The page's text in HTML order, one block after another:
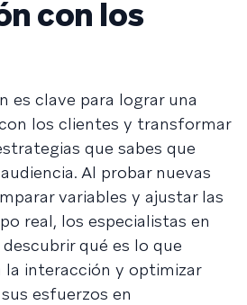
con los
es clave para lograr una
los clientes y transformar
que sabes que
Al probar nuevas
variables y ajustar las
real, los especialistas en
qué es lo que
la interacción y optimizar
esfuerzos en